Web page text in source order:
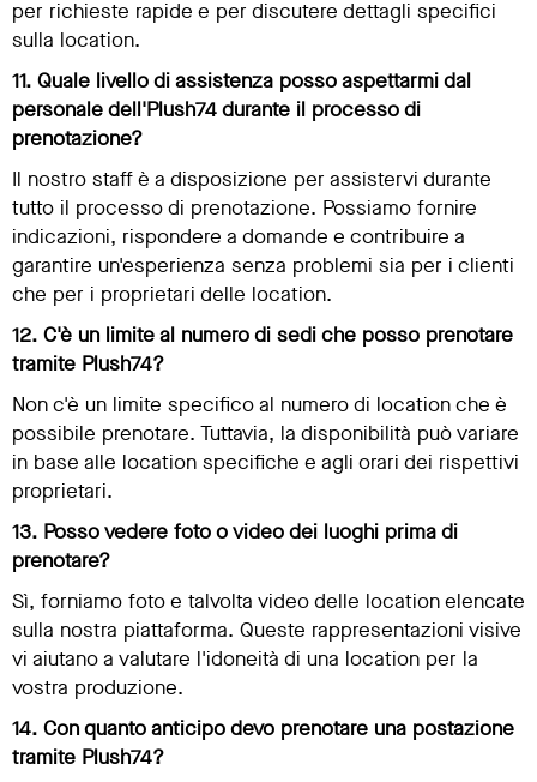
per richieste rapide e per discutere dettagli specifici
sulla location.
11. Quale livello di assistenza posso aspettarmi dal
personale dell'Plush74 durante il processo di
prenotazione?
Il nostro staff è a disposizione per assistervi durante
tutto il processo di prenotazione. Possiamo fornire
indicazioni, rispondere a domande e contribuire a
garantire un'esperienza senza problemi sia per i clienti
che per i proprietari delle location.
12. C'è un limite al numero di sedi che posso prenotare
tramite Plush74?
Non c'è un limite specifico al numero di location che è
possibile prenotare. Tuttavia, la disponibilità può variare
in base alle location specifiche e agli orari dei rispettivi
proprietari.
13. Posso vedere foto o video dei luoghi prima di
prenotare?
Sì, forniamo foto e talvolta video delle location elencate
sulla nostra piattaforma. Queste rappresentazioni visive
vi aiutano a valutare l'idoneità di una location per la
vostra produzione.
14. Con quanto anticipo devo prenotare una postazione
tramite Plush74?